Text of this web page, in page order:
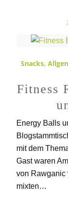
Snacks,
Fitness
Energy Balls
mit dem
Gast waren
von Rawganic
mixten…